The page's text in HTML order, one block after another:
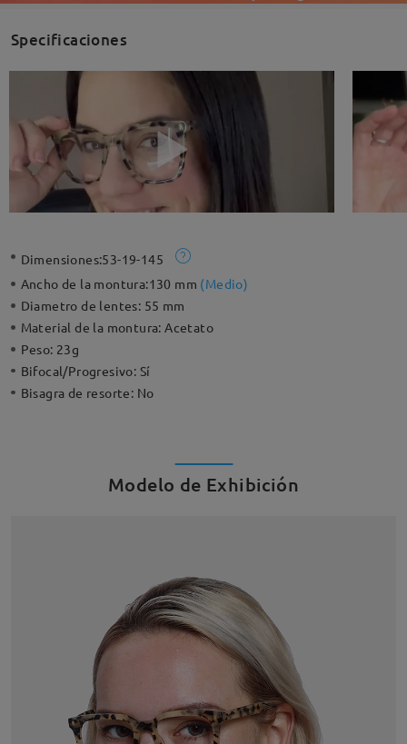
Specificaciones
Dimensiones:53-19-145
Ancho de la montura:130 mm (Medio)
Diametro de lentes: 55 mm
Material de la montura:Acetato
Peso: 23g
Bifocal/Progresivo: Sí
Bisagra de resorte: No
Modelo de Exhibición